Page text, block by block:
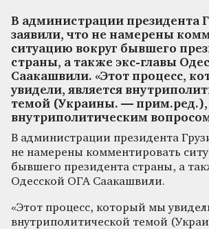
В администрации президента
заявили, что не намерены
ситуацию вокруг бывшего
страны, а также экс-главы
Саакашвили. «Этот процесс,
увидели, является
темой (Украины. — прим.ред.),
внутриполитическим
В администрации президента
не намерены комментировать
бывшего президента страны, а
Одесской ОГА Саакашвили.
«Этот процесс, который мы
внутриполитической темой